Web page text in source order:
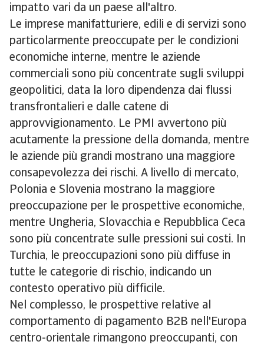
impatto vari da un paese all'altro.
Le imprese manifatturiere, edili e di servizi sono
particolarmente preoccupate per le condizioni
economiche interne, mentre le aziende
commerciali sono più concentrate sugli sviluppi
geopolitici, data la loro dipendenza dai flussi
transfrontalieri e dalle catene di
approvvigionamento. Le PMI avvertono più
acutamente la pressione della domanda, mentre
le aziende più grandi mostrano una maggiore
consapevolezza dei rischi. A livello di mercato,
Polonia e Slovenia mostrano la maggiore
preoccupazione per le prospettive economiche,
mentre Ungheria, Slovacchia e Repubblica Ceca
sono più concentrate sulle pressioni sui costi. In
Turchia, le preoccupazioni sono più diffuse in
tutte le categorie di rischio, indicando un
contesto operativo più difficile.
Nel complesso, le prospettive relative al
comportamento di pagamento B2B nell'Europa
centro-orientale rimangono preoccupanti, con